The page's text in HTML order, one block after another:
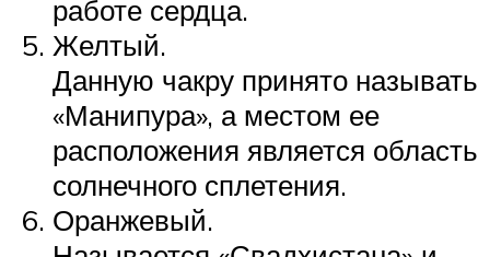
работе сердца.
Желтый.
Данную чакру принято называть
«Манипура», а местом ее
расположения является область
солнечного сплетения.
Оранжевый.